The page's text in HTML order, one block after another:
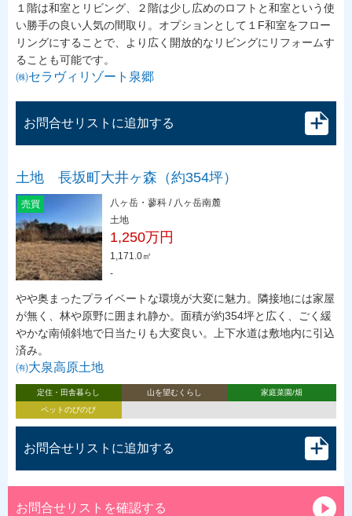
１階は和室とリビング、２階は少し広めのロフトと和室という使
い勝手の良い人気の間取り。オプションとして１F和室をフロー
リングにすることで、より広く開放的なリビングにリフォームす
ることも可能です。
㈱セラヴィリゾート泉郷
お問合せリストに追加する
土地 長坂町大井ヶ森（約354坪）
売買
八ヶ岳・蓼科 / 八ヶ岳南麓
土地
1,250万円
1,171.0㎡
-
やや奥まったプライベートな環境が大変に魅力。隣接地には家屋
が無く、林や原野に囲まれ静か。面積が約354坪と広く、ごく緩
やかな南傾斜地で日当たりも大変良い。上下水道は敷地内に引込
済み。
㈲大泉高原土地
定住・田舎暮らし 山を望むくらし
家庭菜園/畑
ペットのびのび
お問合せリストに追加する
お問合せリストを確認する